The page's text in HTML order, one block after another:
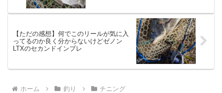
【ただの感想】何でこのリールが気に入
ってるのか良く分からないけどゼノン
LTXのセカンドインプレ
ホーム 釣り チニング